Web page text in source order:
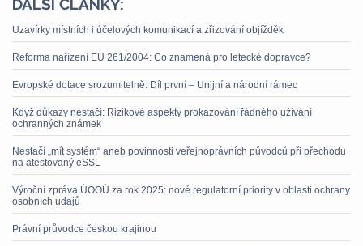
DALŠÍ ČLÁNKY:
Uzavírky místních i účelových komunikací a zřizování objížděk
Reforma nařízení EU 261/2004: Co znamená pro letecké dopravce?
Evropské dotace srozumitelně: Díl první – Unijní a národní rámec
Když důkazy nestačí: Rizikové aspekty prokazování řádného užívání
ochranných známek
Nestačí „mít systém“ aneb povinnosti veřejnoprávních původců při přechodu
na atestovaný eSSL
Výroční zpráva ÚOOÚ za rok 2025: nové regulatorní priority v oblasti ochrany
osobních údajů
Právní průvodce českou krajinou